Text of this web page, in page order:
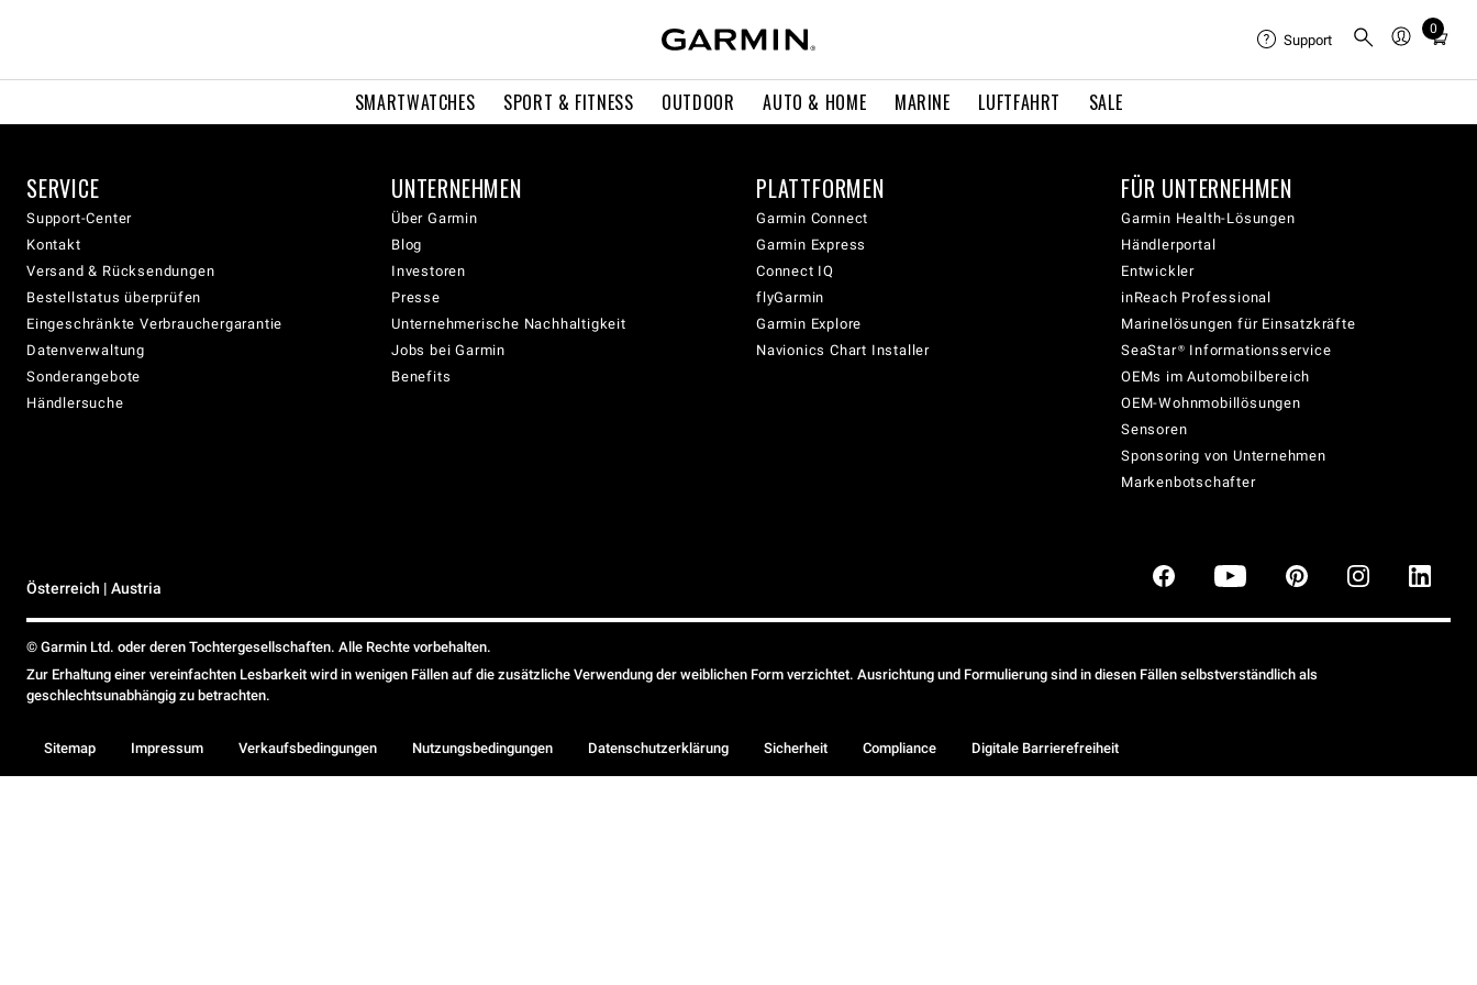
SMARTWATCHES SPORT & FITNESS OUTDOOR AUTO & HOME MARINE LUFTFAHRT SALE
Support
0
Total
cart:
SERVICE
Support-Center
Kontakt
Versand & Rücksendungen
Bestellstatus überprüfen
Eingeschränkte Verbrauchergarantie
Datenverwaltung
Sonderangebote
Händlersuche
UNTERNEHMEN
Über Garmin
Blog
Investoren
Presse
Unternehmerische Nachhaltigkeit
Jobs bei Garmin
Benefits
PLATTFORMEN
Garmin Connect
Garmin Express
Connect IQ
flyGarmin
Garmin Explore
Navionics Chart Installer
FÜR UNTERNEHMEN
Garmin Health-Lösungen
Händlerportal
Entwickler
inReach Professional
Marinelösungen für Einsatzkräfte
SeaStar® Informationsservice
OEMs im Automobilbereich
OEM-Wohnmobillösungen
Sensoren
Sponsoring von Unternehmen
Markenbotschafter
Österreich | Austria
© Garmin Ltd. oder deren Tochtergesellschaften. Alle Rechte vorbehalten.
Zur Erhaltung einer vereinfachten Lesbarkeit wird in wenigen Fällen auf die zusätzliche Verwendung der weiblichen Form verzichtet. Ausrichtung und Formulierung sind in diesen Fällen selbstverständlich als
geschlechtsunabhängig zu betrachten.
Sitemap Impressum Verkaufsbedingungen Nutzungsbedingungen Datenschutzerklärung Sicherheit Compliance Digitale Barrierefreiheit